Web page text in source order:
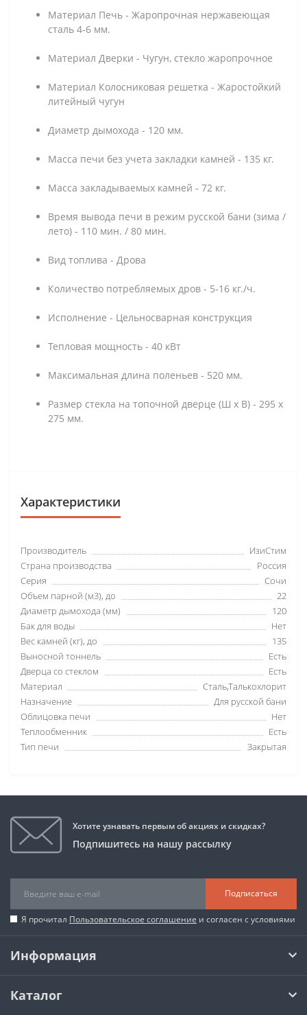
Материал Печь - Жаропрочная нержавеющая
сталь 4-6 мм.
Материал Дверки - Чугун, стекло жаропрочное
Материал Колосниковая решетка - Жаростойкий
литейный чугун
Диаметр дымохода - 120 мм.
Масса печи без учета закладки камней - 135 кг.
Масса закладываемых камней - 72 кг.
Время вывода печи в режим русской бани (зима /
лето) - 110 мин. / 80 мин.
Вид топлива - Дрова
Количество потребляемых дров - 5-16 кг./ч.
Исполнение - Цельносварная конструкция
Тепловая мощность - 40 кВт
Максимальная длина поленьев - 520 мм.
Размер стекла на топочной дверце (Ш х В) - 295 х
275 мм.
Характеристики
Производитель
ИзиСтим
Страна производства
Россия
Серия
Сочи
Объем парной (м3), до
22
Диаметр дымохода (мм)
120
Бак для воды
Нет
Вес камней (кг), до
135
Выносной тоннель
Есть
Дверца со стеклом
Есть
Материал
Сталь,Талькохлорит
Назначение
Для русской бани
Облицовка печи
Нет
Теплообменник
Есть
Тип печи
Закрытая
Хотите узнавать первым об акциях и скидках?
Подпишитесь на нашу рассылку
Подписаться
Я прочитал Пользовательское соглашение и согласен с условиями
Информация
Каталог